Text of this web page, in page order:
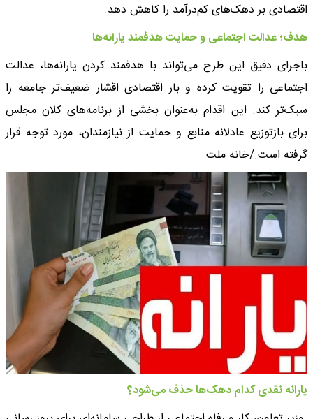
اقتصادی بر دهک‌های کم‌درآمد را کاهش دهد.
هدف؛ عدالت اجتماعی و حمایت هدفمند یارانه‌ها
باجرای دقیق این طرح می‌تواند با هدفمند کردن یارانه‌ها، عدالت
اجتماعی را تقویت کرده و بار اقتصادی اقشار ضعیف‌تر جامعه را
سبک‌تر کند. این اقدام به‌عنوان بخشی از برنامه‌های کلان مجلس
برای بازتوزیع عادلانه منابع و حمایت از نیازمندان، مورد توجه قرار
گرفته است./خانه ملت
یارانه نقدی کدام دهک‌ها حذف می‌شود؟